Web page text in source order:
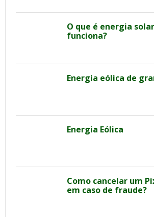
O que é energia
funciona?
Energia eólica de
Energia Eólica
Como cancelar um
em caso de fraude?